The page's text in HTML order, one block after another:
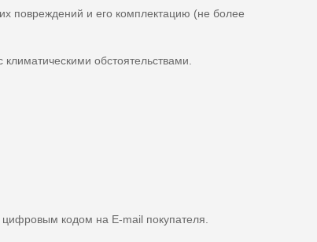
повреждений и его комплектацию (не более
обстоятельствами.
цифровым кодом на E-mail покупателя.